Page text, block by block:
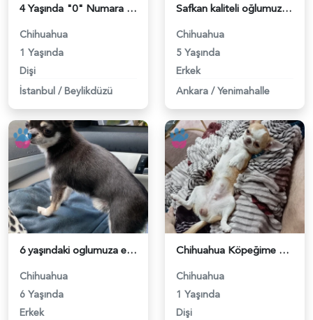
4 Yaşında "0" Numara Chihuahua kızıma eş arıyorum (2.5 KG) - 118984224
Chihuahua
1 Yaşında
Dişi
İstanbul / Beylikdüzü
Safkan kaliteli oğlumuza gelin arıyoruz - 118984198
Chihuahua
5 Yaşında
Erkek
Ankara / Yenimahalle
6 yaşındaki oglumuza eş arıyoruz - 118984086
Chihuahua
6 Yaşında
Erkek
Chihuahua Köpeğime Eş Arıyorum 1 Yaşında - 118984020
Chihuahua
1 Yaşında
Dişi